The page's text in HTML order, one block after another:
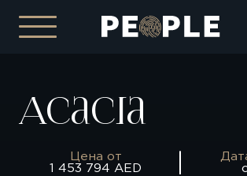
Acacia
Цена от
1 453 794 AED